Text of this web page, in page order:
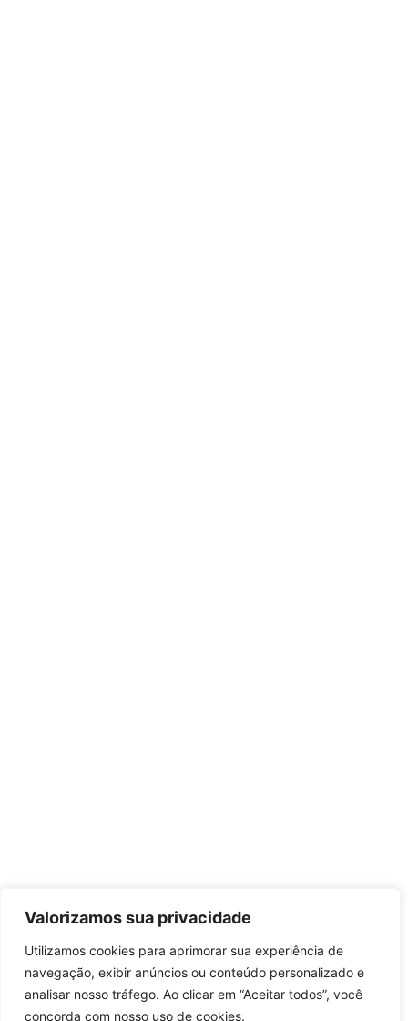
Valorizamos sua privacidade
Utilizamos cookies para aprimorar sua experiência de
navegação, exibir anúncios ou conteúdo personalizado e
analisar nosso tráfego. Ao clicar em “Aceitar todos”, você
concorda com nosso uso de cookies.